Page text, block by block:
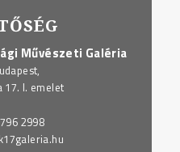
Művészeti Galéria
17. I. emelet
2998